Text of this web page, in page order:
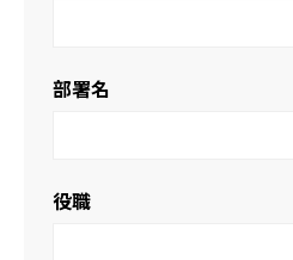
部署名
役職